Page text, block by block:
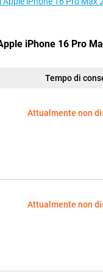
iPhone 16 Pro
Tempo di
Attualmente non
Attualmente non